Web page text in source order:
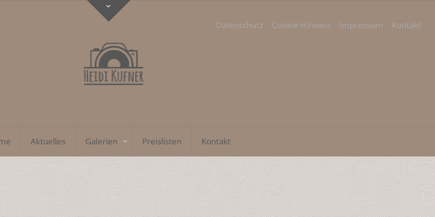
Aktuelles Galerien Preislisten Kontakt
Datenschutz Cookie-Hinweis Impressum Kontakt